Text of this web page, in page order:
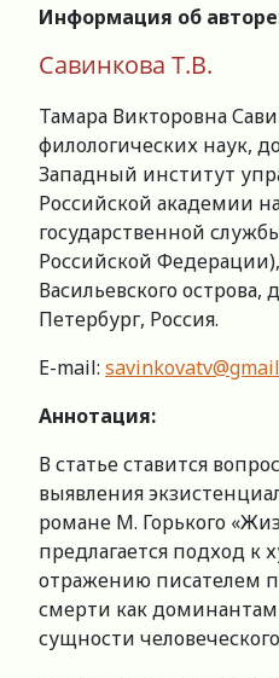
Информация об авторе
Савинкова Т.В.
Тамара Викторовна
филологических наук,
Западный институт
Российской академии
государственной
Российской
Васильевского острова,
Петербург, Россия.
Е-mail:
Аннотация:
В статье ставится
выявления
романе М. Горького
предлагается подход к
отражению писателем
смерти как доминантам
сущности